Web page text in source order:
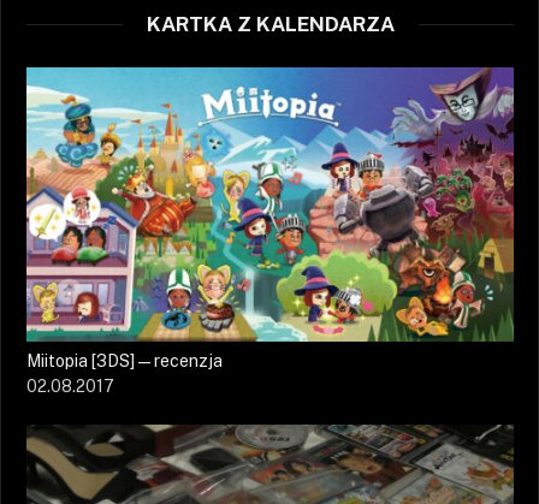
KARTKA Z KALENDARZA
Miitopia [3DS] — recenzja
02.08.2017